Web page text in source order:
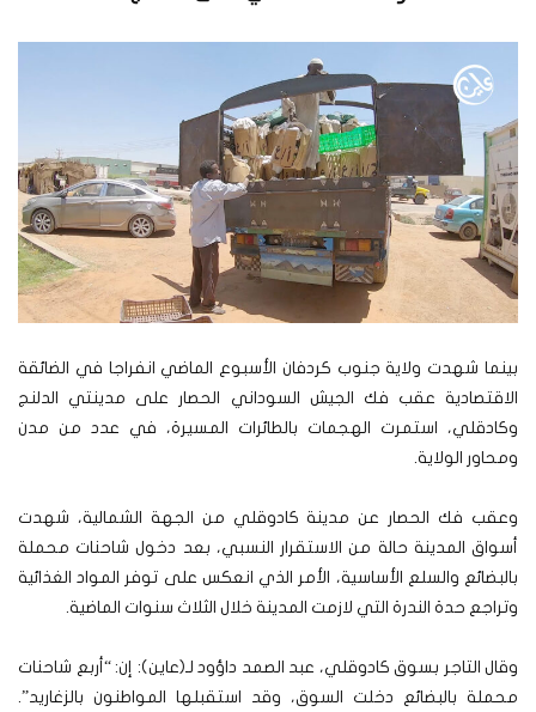
بينما شهدت ولاية جنوب كردفان الأسبوع الماضي انفراجا في الضائقة
الاقتصادية عقب فك الجيش السوداني الحصار على مدينتي الدلنج
وكادقلي، استمرت الهجمات بالطائرات المسيرة، في عدد من مدن
ومحاور الولاية.
وعقب فك الحصار عن مدينة كادوقلي من الجهة الشمالية، شهدت
أسواق المدينة حالة من الاستقرار النسبي، بعد دخول شاحنات محملة
بالبضائع والسلع الأساسية، الأمر الذي انعكس على توفر المواد الغذائية
وتراجع حدة الندرة التي لازمت المدينة خلال الثلاث سنوات الماضية.
وقال التاجر بسوق كادوقلي، عبد الصمد داؤود لـ(عاين): إن: “أربع شاحنات
محملة بالبضائع دخلت السوق، وقد استقبلها المواطنون بالزغاريد”.